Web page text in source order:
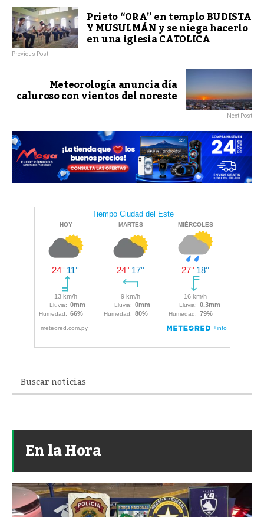
Prieto “ORA” en templo BUDISTA
Y MUSULMÁN y se niega hacerlo
en una iglesia CATOLICA
Previous Post
Meteorología anuncia día
caluroso con vientos del noreste
Next Post
En la Hora